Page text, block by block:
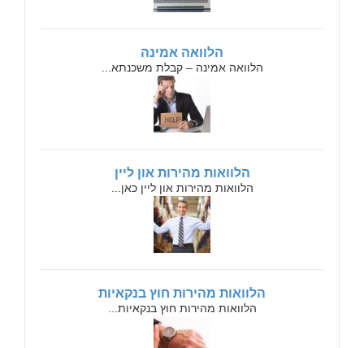
הלוואה אמינה
הלוואה אמינה – קבלת משכנתא...
הלוואות מהירות און ליין
הלוואות מהירות און ליין כאן...
הלוואות מהירות חוץ בנקאיות
הלוואות מהירות חוץ בנקאיות...